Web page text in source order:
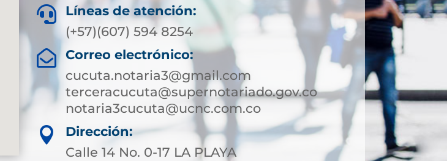

Líneas de atención:
(+57)(607) 594 8254

Correo electrónico:
cucuta.notaria3@gmail.com
terceracucuta@supernotariado.gov.co
notaria3cucuta@ucnc.com.co

Dirección:
Calle 14 No. 0-17 LA PLAYA